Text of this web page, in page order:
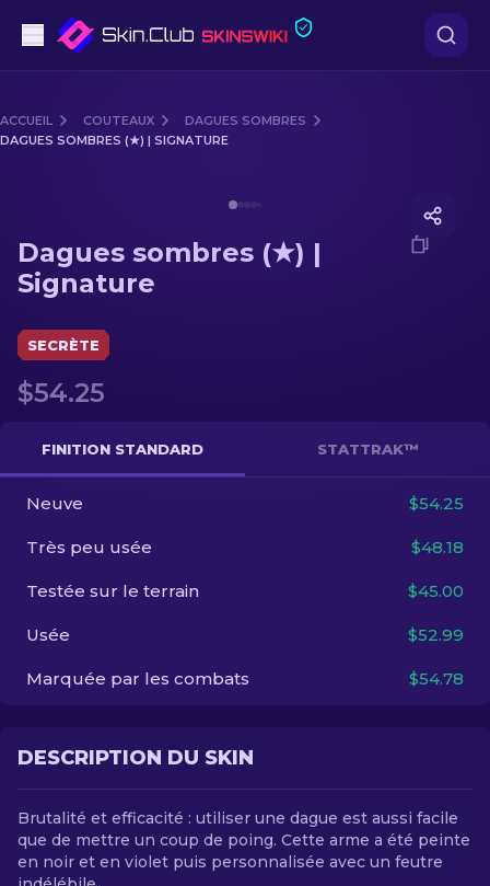
Milieu de gamme
Fusils de Précision
Gants
Autre
FR
ACCUEIL COUTEAUX
DAGUES SOMBRES
DAGUES SOMBRES (★) | SIGNATURE
Dagues sombres (★) |
Signature
SECRÈTE
$54.25
FINITION STANDARD STATTRAK™
Neuve $54.25
Très peu usée $48.18
Testée sur le terrain $45.00
Usée $52.99
Marquée par les combats $54.78
DESCRIPTION DU SKIN
Brutalité et efficacité : utiliser une dague est aussi facile
que de mettre un coup de poing. Cette arme a été peinte
en noir et en violet puis personnalisée avec un feutre